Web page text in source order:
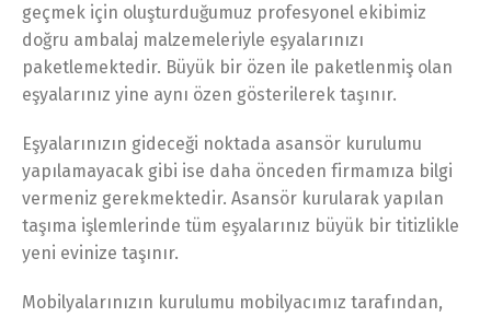
geçmek için oluşturduğumuz profesyonel ekibimiz
doğru ambalaj malzemeleriyle eşyalarınızı
paketlemektedir. Büyük bir özen ile paketlenmiş olan
eşyalarınız yine aynı özen gösterilerek taşınır.
Eşyalarınızın gideceği noktada asansör kurulumu
yapılamayacak gibi ise daha önceden firmamıza bilgi
vermeniz gerekmektedir. Asansör kurularak yapılan
taşıma işlemlerinde tüm eşyalarınız büyük bir titizlikle
yeni evinize taşınır.
Mobilyalarınızın kurulumu mobilyacımız tarafından,